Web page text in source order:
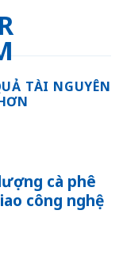
TÀI NGUYÊN
cà phê
công nghệ